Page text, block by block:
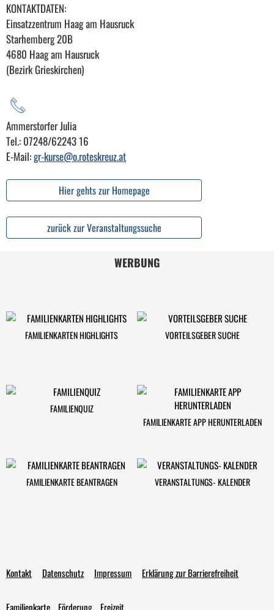
KONTAKTDATEN:
Einsatzzentrum Haag am Hausruck
Starhemberg 20B
4680 Haag am Hausruck
(Bezirk Grieskirchen)
Ammerstorfer Julia
Tel.: 07248/62243 16
E-Mail:gr-kurse@o.roteskreuz.at
Hier gehts zur Homepage
zurück zur Veranstaltungssuche
WERBUNG
Kontakt Datenschutz Impressum Erklärung zur Barrierefreiheit
Familienkarte Förderung Freizeit
FAMILIENKARTEN HIGHLIGHTS VORTEILSGEBER SUCHE
FAMILIENQUIZ
FAMILIENKARTE APP HERUNTERLADEN
FAMILIENKARTE BEANTRAGEN VERANSTALTUNGS- KALENDER